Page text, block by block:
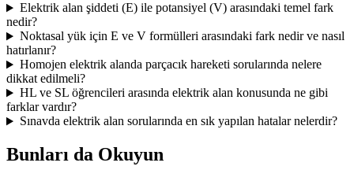
Elektrik alan şiddeti (E) ile potansiyel (V) arasındaki temel fark
nedir?
Noktasal yük için E ve V formülleri arasındaki fark nedir ve nasıl
hatırlanır?
Homojen elektrik alanda parçacık hareketi sorularında nelere
dikkat edilmeli?
HL ve SL öğrencileri arasında elektrik alan konusunda ne gibi
farklar vardır?
Sınavda elektrik alan sorularında en sık yapılan hatalar nelerdir?
Bunları da Okuyun